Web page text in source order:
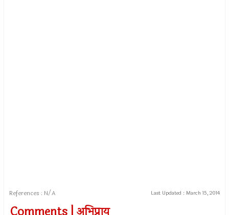
References : N/A Last Updated : March 15, 2014